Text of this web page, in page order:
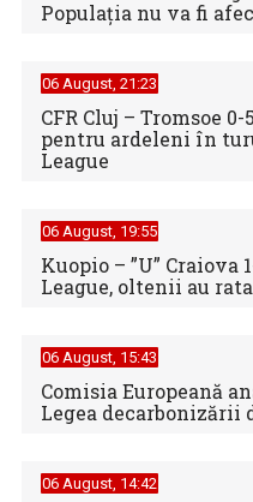
Populația nu va fi
06 August, 21:23
CFR Cluj – Tromsoe
pentru ardeleni în
League
06 August, 19:55
Kuopio – ”U” Craiova
League, oltenii au
06 August, 15:43
Comisia Europeană
Legea decarbonizării
06 August, 14:42